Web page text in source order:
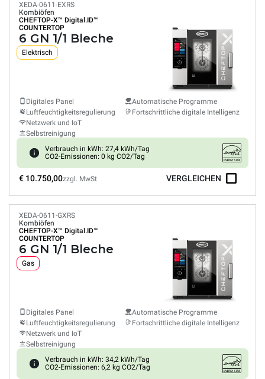
XEDA-0611-EXRS
Kombiöfen
CHEFTOP-X™ Digital.ID™
COUNTERTOP
6 GN 1/1 Bleche
Elektrisch
Digitales Panel
Luftfeuchtigkeitsregulierung
Netzwerk und IoT
Selbstreinigung
Automatische Programme
Fortschrittliche digitale Intelligenz
Verbrauch in kWh: 27,4 kWh/Tag
CO2-Emissionen: 0 kg CO2/Tag
€ 10.750,00zzgl. MwSt VERGLEICHEN
XEDA-0611-GXRS
Kombiöfen
CHEFTOP-X™ Digital.ID™
COUNTERTOP
6 GN 1/1 Bleche
Gas
Digitales Panel
Luftfeuchtigkeitsregulierung
Netzwerk und IoT
Selbstreinigung
Automatische Programme
Fortschrittliche digitale Intelligenz
Verbrauch in kWh: 34,2 kWh/Tag
CO2-Emissionen: 6,2 kg CO2/Tag